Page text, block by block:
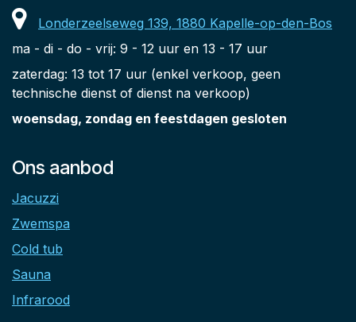
Londerzeelseweg 139, 1880 Kapelle-op-den-Bos
ma - di - do - vrij: 9 - 12 uur en 13 - 17 uur
zaterdag: 13 tot 17 uur (enkel verkoop, geen
technische dienst of dienst na verkoop)
woensdag, zondag en feestdagen gesloten
Ons aanbod
Jacuzzi
Zwemspa
Cold tub
Sauna
Infrarood